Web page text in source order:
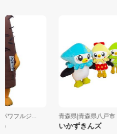
パワフルジ... 青森県|青森県八戸市
いかずきんズ